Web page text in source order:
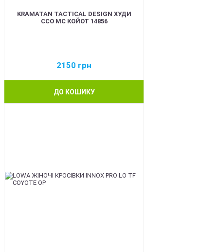
KRAMATAN TACTICAL DESIGN ХУДИ
ССО МС КОЙОТ 14856
2150 грн
ДО КОШИКУ